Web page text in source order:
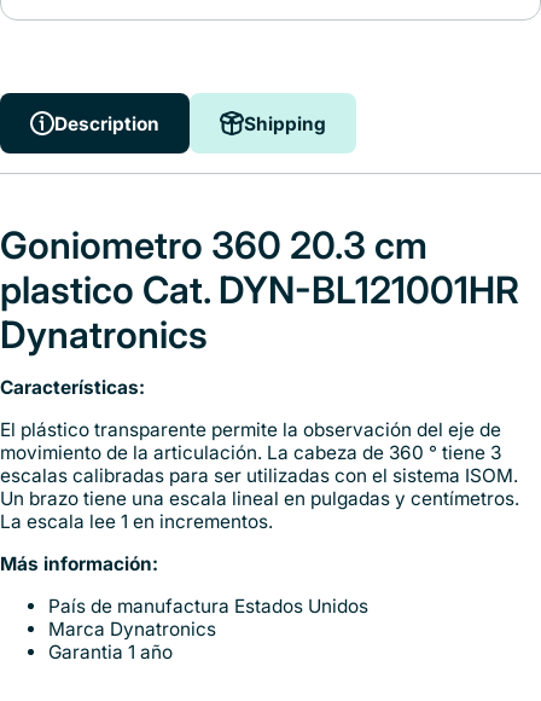
Description Shipping
Goniometro 360 20.3 cm
plastico Cat. DYN-BL121001HR
Dynatronics
Características:
El plástico transparente permite la observación del eje de
movimiento de la articulación. La cabeza de 360 ° tiene 3
escalas calibradas para ser utilizadas con el sistema ISOM.
Un brazo tiene una escala lineal en pulgadas y centímetros.
La escala lee 1 en incrementos.
Más información:
País de manufactura Estados Unidos
Marca Dynatronics
Garantia 1 año